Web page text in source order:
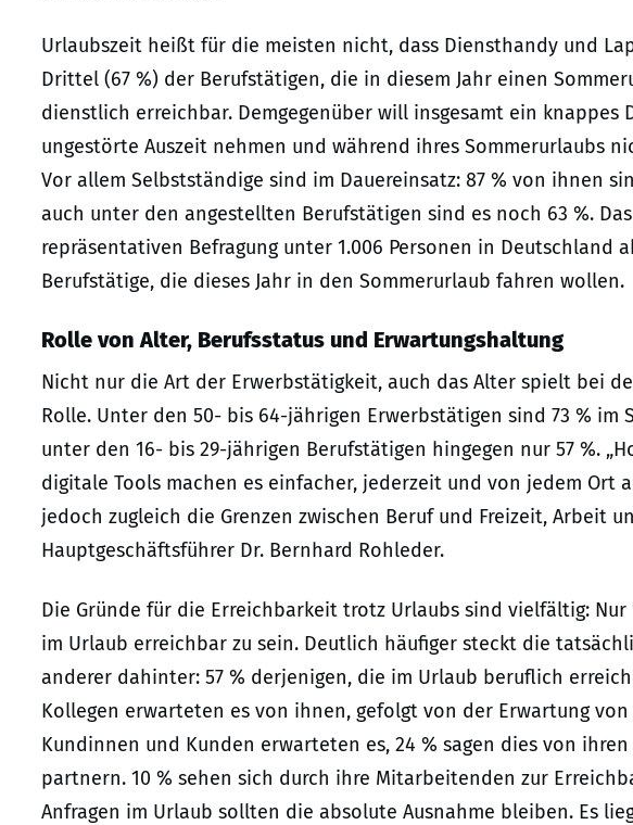
Urlaubszeit heißt für die meisten nicht, dass Diensthandy und
Drittel (67 %) der Berufstätigen, die in diesem Jahr einen
dienstlich erreichbar. Demgegenüber will insgesamt ein knappes
ungestörte Auszeit nehmen und während ihres Sommerurlaubs
Vor allem Selbstständige sind im Dauereinsatz: 87 % von ihnen
auch unter den angestellten Berufstätigen sind es noch 63 %.
repräsentativen Befragung unter 1.006 Personen in Deutschland
Berufstätige, die dieses Jahr in den Sommerurlaub fahren wollen.
Rolle von Alter, Berufsstatus und Erwartungshaltung
Nicht nur die Art der Erwerbstätigkeit, auch das Alter spielt bei
Rolle. Unter den 50- bis 64-jährigen Erwerbstätigen sind 73 %
unter den 16- bis 29-jährigen Berufstätigen hingegen nur 57 %.
digitale Tools machen es einfacher, jederzeit und von jedem Ort
jedoch zugleich die Grenzen zwischen Beruf und Freizeit, Arbeit
Hauptgeschäftsführer Dr. Bernhard Rohleder.
Die Gründe für die Erreichbarkeit trotz Urlaubs sind vielfältig: Nur
im Urlaub erreichbar zu sein. Deutlich häufiger steckt die
anderer dahinter: 57 % derjenigen, die im Urlaub beruflich
Kollegen erwarteten es von ihnen, gefolgt von der Erwartung von
Kundinnen und Kunden erwarteten es, 24 % sagen dies von
partnern. 10 % sehen sich durch ihre Mitarbeitenden zur
Anfragen im Urlaub sollten die absolute Ausnahme bleiben. Es